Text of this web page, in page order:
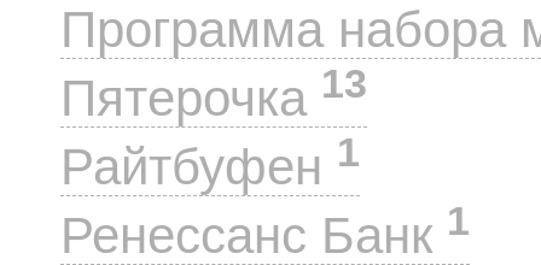
Программа набора
Пятерочка 13
Райтбуфен 1
Ренессанс Банк 1